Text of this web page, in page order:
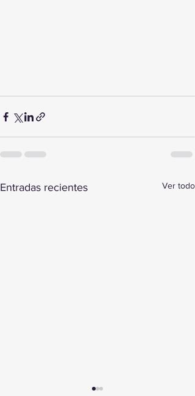
Entradas recientes Ver todo